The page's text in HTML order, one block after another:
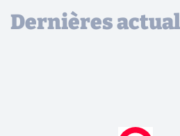
Dernières